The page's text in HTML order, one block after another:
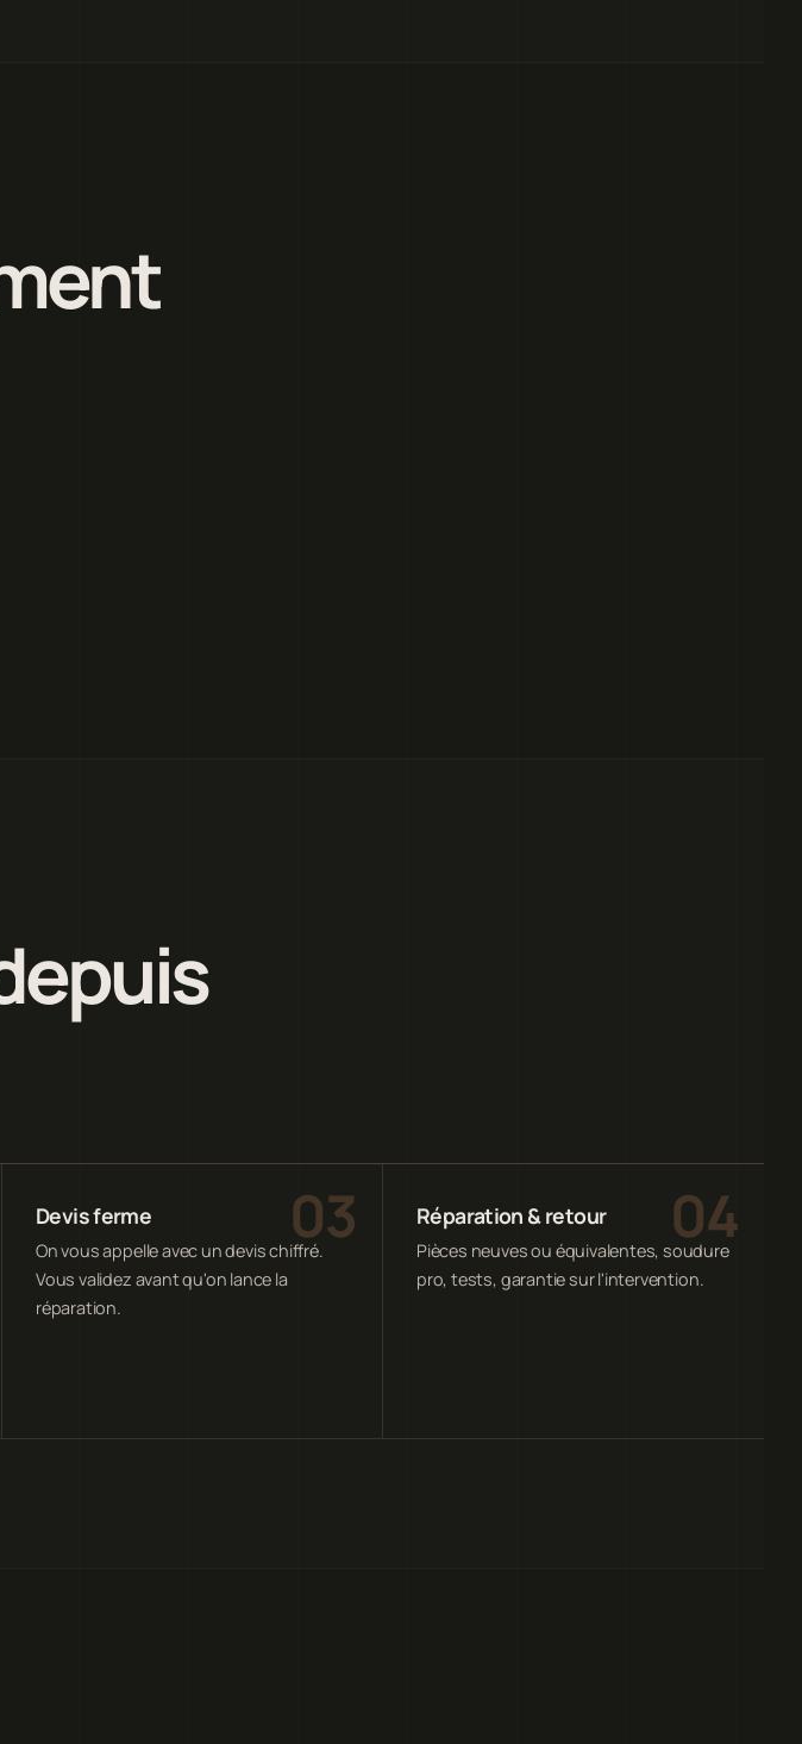
Devis ferme
On vous appelle avec un devis chiffré.
Vous validez avant qu'on lance la
réparation.
Réparation & retour
Pièces neuves ou équivalentes, soudure
pro, tests, garantie sur l'intervention.